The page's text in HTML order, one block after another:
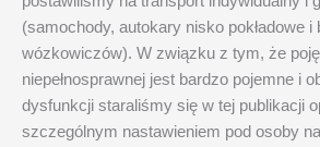
(samochody, autokary nisko pokładowe i
wózkowiczów). W związku z tym, że
niepełnosprawnej jest bardzo pojemne i
dysfunkcji staraliśmy się w tej publikacji
szczególnym nastawieniem pod osoby